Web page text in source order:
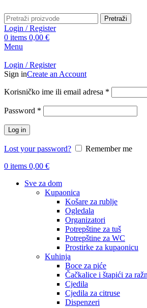
Pretraži
Login / Register
0 items 0,00 €
Menu
Login / Register
Sign inCreate an Account
Korisničko ime ili email adresa *
Password *
Log in
Lost your password?
Remember me
0 items 0,00 €
Sve za dom
Kupaonica
Košare za rublje
Ogledala
Organizatori
Potrepštine za tuš
Potrepštine za WC
Prostirke za kupaonicu
Kuhinja
Boce za piće
Čačkalice i štapići za
Cjedila
Cjedila za citruse
Dispenzeri